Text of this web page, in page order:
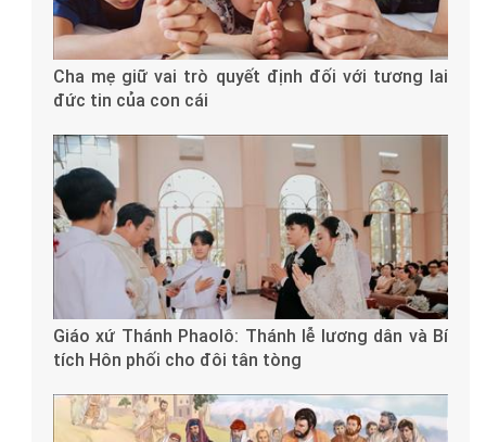
Cha mẹ giữ vai trò quyết định đối với tương lai
đức tin của con cái
Giáo xứ Thánh Phaolô: Thánh lễ lương dân và Bí
tích Hôn phối cho đôi tân tòng